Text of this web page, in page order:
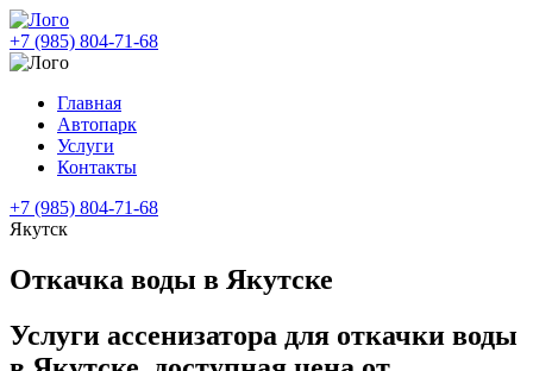
+7 (985) 804-71-68
Главная
Автопарк
Услуги
Контакты
+7 (985) 804-71-68
Якутск
Откачка воды в Якутске
Услуги ассенизатора для откачки воды